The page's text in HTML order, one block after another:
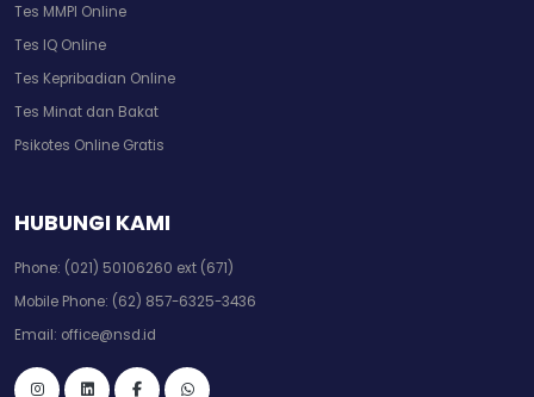
Tes MMPI Online
Tes IQ Online
Tes Kepribadian Online
Tes Minat dan Bakat
Psikotes Online Gratis
HUBUNGI KAMI
Phone: (021) 50106260 ext (671)
Mobile Phone: (62) 857-6325-3436
Email: office@nsd.id